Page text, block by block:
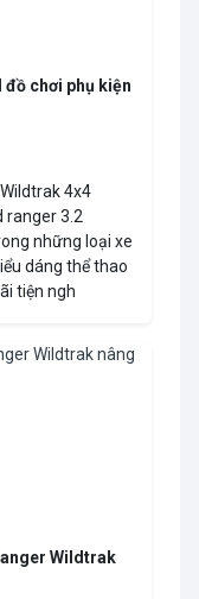
chơi phụ kiện
4x4
ranger 3.2
những loại xe
dáng thể thao
tiện ngh
Wildtrak